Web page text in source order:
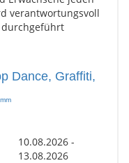
verantwortungsvoll
Dance, Graffiti,
10.08.2026 -
13.08.2026